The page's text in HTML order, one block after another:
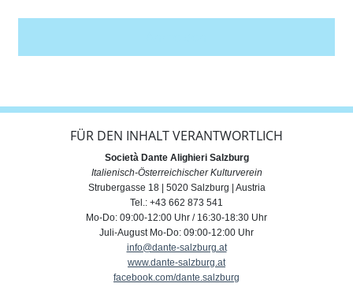
FÜR DEN INHALT VERANTWORTLICH
Società Dante Alighieri Salzburg
Italienisch-Österreichischer Kulturverein
Strubergasse 18 | 5020 Salzburg | Austria
Tel.: +43 662 873 541
Mo-Do: 09:00-12:00 Uhr / 16:30-18:30 Uhr
Juli-August Mo-Do: 09:00-12:00 Uhr
info@dante-salzburg.at
www.dante-salzburg.at
facebook.com/dante.salzburg